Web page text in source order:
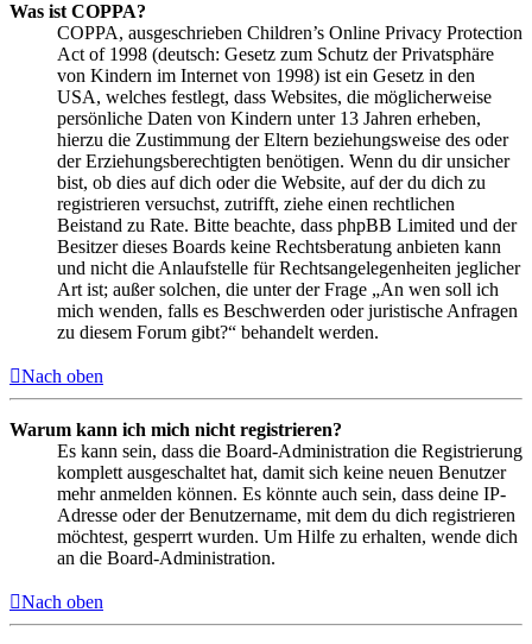
Was ist COPPA?
COPPA, ausgeschrieben Children’s Online Privacy Protection
Act of 1998 (deutsch: Gesetz zum Schutz der Privatsphäre
von Kindern im Internet von 1998) ist ein Gesetz in den
USA, welches festlegt, dass Websites, die möglicherweise
persönliche Daten von Kindern unter 13 Jahren erheben,
hierzu die Zustimmung der Eltern beziehungsweise des oder
der Erziehungsberechtigten benötigen. Wenn du dir unsicher
bist, ob dies auf dich oder die Website, auf der du dich zu
registrieren versuchst, zutrifft, ziehe einen rechtlichen
Beistand zu Rate. Bitte beachte, dass phpBB Limited und der
Besitzer dieses Boards keine Rechtsberatung anbieten kann
und nicht die Anlaufstelle für Rechtsangelegenheiten jeglicher
Art ist; außer solchen, die unter der Frage „An wen soll ich
mich wenden, falls es Beschwerden oder juristische Anfragen
zu diesem Forum gibt?“ behandelt werden.
Nach oben
Warum kann ich mich nicht registrieren?
Es kann sein, dass die Board-Administration die Registrierung
komplett ausgeschaltet hat, damit sich keine neuen Benutzer
mehr anmelden können. Es könnte auch sein, dass deine IP-
Adresse oder der Benutzername, mit dem du dich registrieren
möchtest, gesperrt wurden. Um Hilfe zu erhalten, wende dich
an die Board-Administration.
Nach oben